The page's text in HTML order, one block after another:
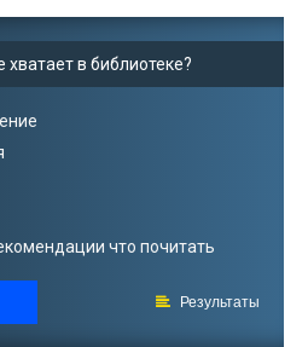
в библиотеке?
что почитать
Результаты